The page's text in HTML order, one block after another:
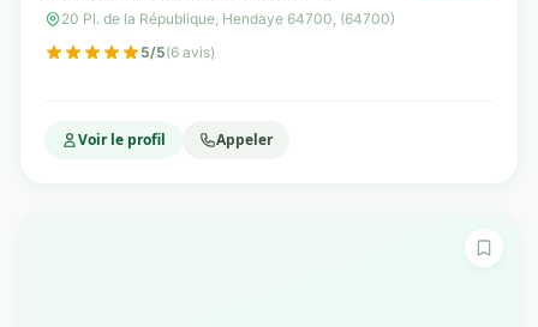
Nutritionniste Hendaye
20 Pl. de la République, Hendaye 64700, (64700)
5/5(6 avis)
Voir le profil Appeler